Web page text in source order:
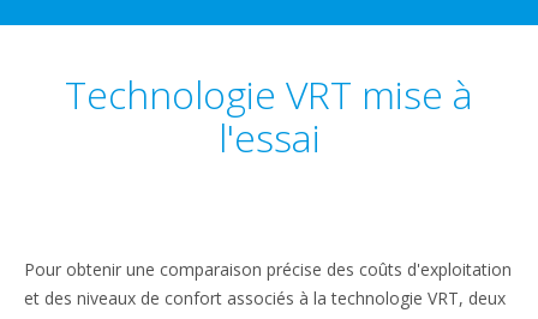
Technologie VRT mise à
l'essai
Pour obtenir une comparaison précise des coûts d'exploitation
et des niveaux de confort associés à la technologie VRT, deux